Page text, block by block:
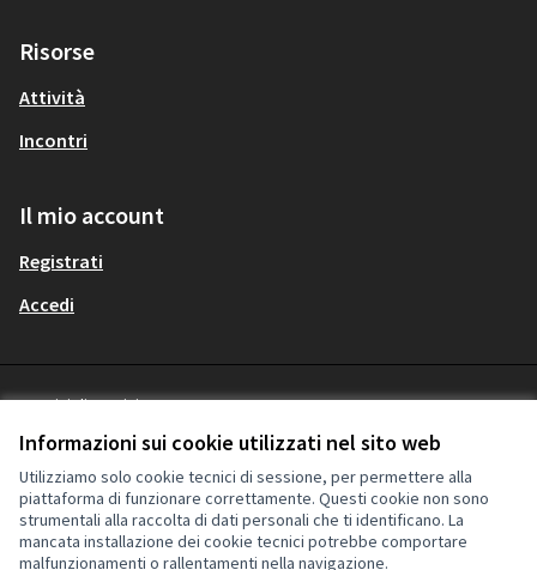
Informazioni sui cookie utilizzati nel sito web
Utilizziamo solo cookie tecnici di sessione, per permettere alla
piattaforma di funzionare correttamente. Questi cookie non sono
strumentali alla raccolta di dati personali che ti identificano. La
mancata installazione dei cookie tecnici potrebbe comportare
malfunzionamenti o rallentamenti nella navigazione.
Risorse
Attività
Incontri
Il mio account
Registrati
Accedi
Termini di servizio
Impostazioni dei cookie Choose languageScegli la lingua
(Collegamento esterno)
Licenza